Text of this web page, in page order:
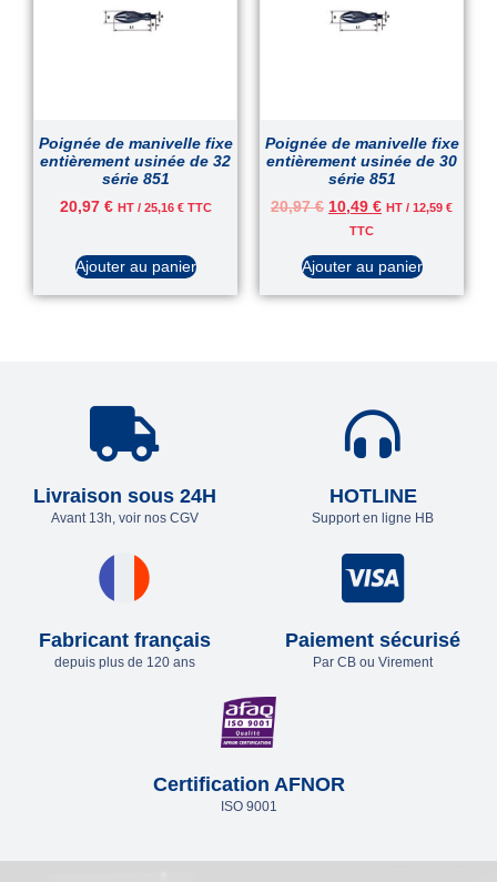
Poignée de manivelle fixe
entièrement usinée de 32
série 851
20,97 € HT / 25,16 €TTC
Ajouter au panier
Poignée de manivelle fixe
entièrement usinée de 30
série 851
20,97€ 10,49 € HT / 12,59 €
TTC
Ajouter au panier
Livraison sous 24H
Avant 13h, voir nos CGV
HOTLINE
Support en ligne HB
Fabricant français
depuis plus de 120 ans
Paiement sécurisé
Par CB ou Virement
Certification AFNOR
ISO 9001